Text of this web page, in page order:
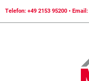
Telefon: +49 2153 95200 • Email: